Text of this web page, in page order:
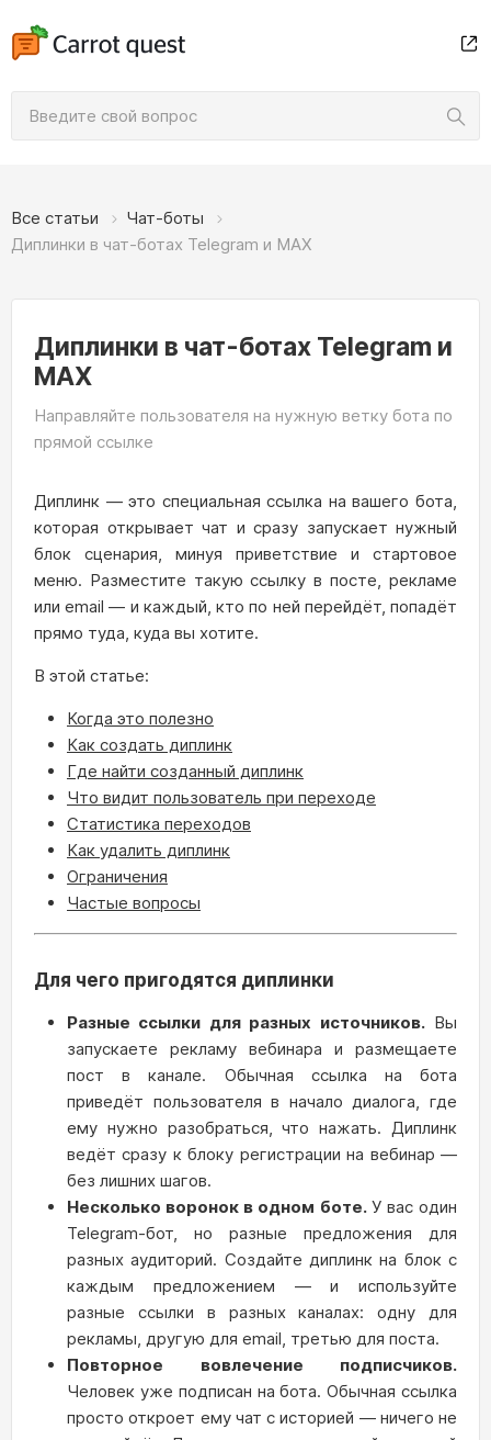
Все статьи
Чат-боты
Диплинки в чат-ботах Telegram и MAX
Диплинки в чат-ботах Telegram и
MAX
Направляйте пользователя на нужную ветку бота по
прямой ссылке
Диплинк — это специальная ссылка на вашего бота,
которая открывает чат и сразу запускает нужный
блок сценария, минуя приветствие и стартовое
меню. Разместите такую ссылку в посте, рекламе
или email — и каждый, кто по ней перейдёт, попадёт
прямо туда, куда вы хотите.
В этой статье:
Когда это полезно
Как создать диплинк
Где найти созданный диплинк
Что видит пользователь при переходе
Статистика переходов
Как удалить диплинк
Ограничения
Частые вопросы
Для чего пригодятся диплинки
Разные ссылки для разных источников.Вы
запускаете рекламу вебинара и размещаете
пост в канале. Обычная ссылка на бота
приведёт пользователя в начало диалога, где
ему нужно разобраться, что нажать. Диплинк
ведёт сразу к блоку регистрации на вебинар —
без лишних шагов.
Несколько воронок в одном боте. У вас один
Telegram-бот, но разные предложения для
разных аудиторий. Создайте диплинк на блок с
каждым предложением — и используйте
разные ссылки в разных каналах: одну для
рекламы, другую для email, третью для поста.
Повторное вовлечение подписчиков.
Человек уже подписан на бота. Обычная ссылка
просто откроет ему чат с историей — ничего не